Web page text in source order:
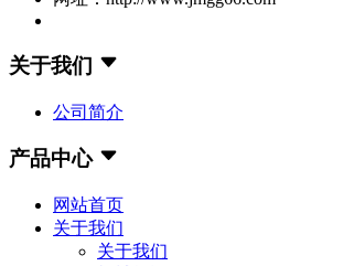
关于我们
公司简介
产品中心
网站首页
关于我们
关于我们